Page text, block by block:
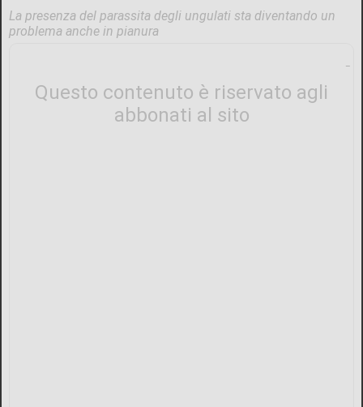
La presenza del parassita degli ungulati sta diventando un
problema anche in pianura
Questo contenuto è riservato agli
abbonati al sito